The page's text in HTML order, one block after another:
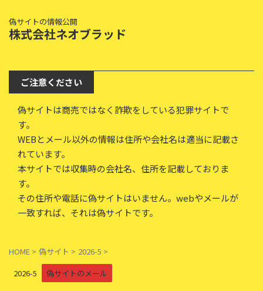
偽サイトの情報公開
株式会社ネオブラッド
ご注意ください
偽サイトは商売ではなく詐欺をしている犯罪サイトで
す。
WEBとメール以外の情報は住所や会社名は適当に記載さ
れています。
本サイトでは収集時の会社名、住所を記載しておりま
す。
その住所や電話に偽サイトはいません。webやメールが
一致すれば、それは偽サイトです。
HOME > 偽サイト > 2026-5 >
2026-5
偽サイトのメール